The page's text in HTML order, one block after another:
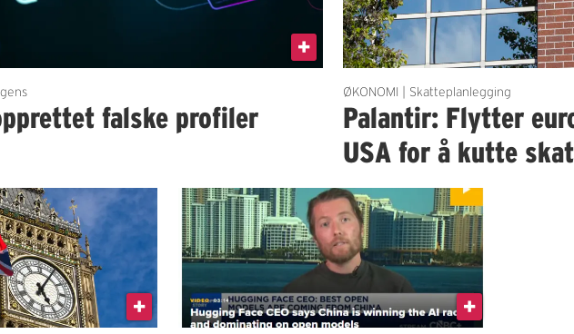
falske profiler
ØKONOMI | Skatteplanlegging
Palantir: Flytter
USA for å kutte